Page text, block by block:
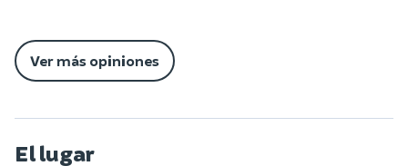
Ver más opiniones
El lugar